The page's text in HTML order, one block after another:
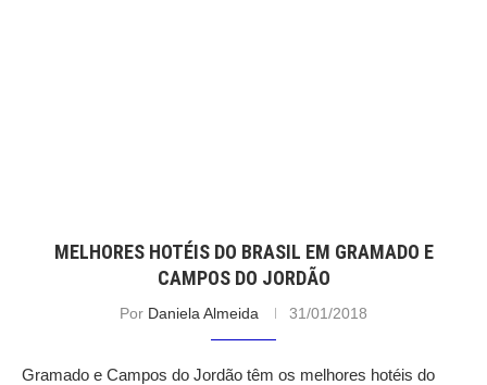
MELHORES HOTÉIS DO BRASIL EM GRAMADO E
CAMPOS DO JORDÃO
Por Daniela Almeida 31/01/2018
Gramado e Campos do Jordão têm os melhores hotéis do